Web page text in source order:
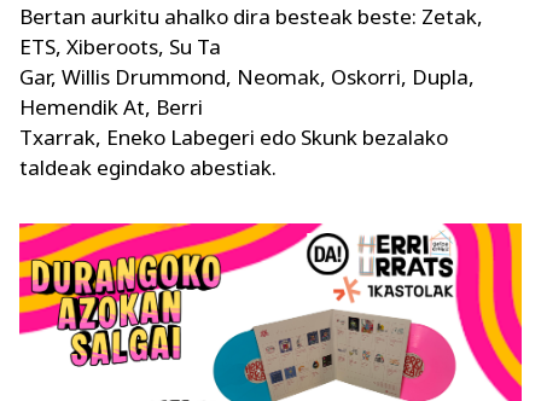
Bertan aurkitu ahalko dira besteak beste: Zetak,
ETS, Xiberoots, Su Ta
Gar, Willis Drummond, Neomak, Oskorri, Dupla,
Hemendik At, Berri
Txarrak, Eneko Labegeri edo Skunk bezalako
taldeak egindako abestiak.